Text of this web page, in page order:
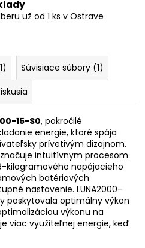
už od 1 ks v Ostrave
Súvisiace súbory (1)
15-S0, pokročilé
energie, ktoré spája
prívetivým dizajnom.
intuitívnym procesom
kilogramového napájacieho
batériových
nastavenie. LUNA2000-
poskytovala optimálny výkon
výkonu na
viac využiteľnej energie, keď